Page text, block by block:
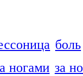
боль
ногами за